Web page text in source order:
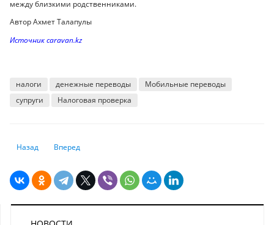
между близкими родственниками.
Автор Ахмет Талапулы
Источник caravan.kz
налоги денежные переводы
Мобильные переводы
супруги
Налоговая проверка
Предыдущий: Изменились правила начисления и выплаты пенсий
Назад Следующий: Осторожно, мошенники
Вперед